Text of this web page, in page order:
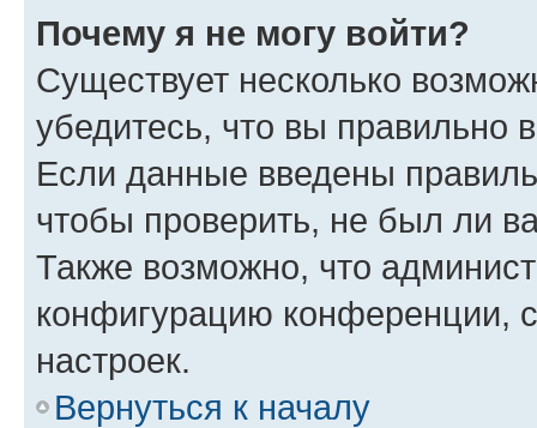
Почему я не могу войти?
Существует несколько
убедитесь, что вы правильно
Если данные введены
чтобы проверить, не был ли
Также возможно, что
конфигурацию конференции,
настроек.
Вернуться к началу